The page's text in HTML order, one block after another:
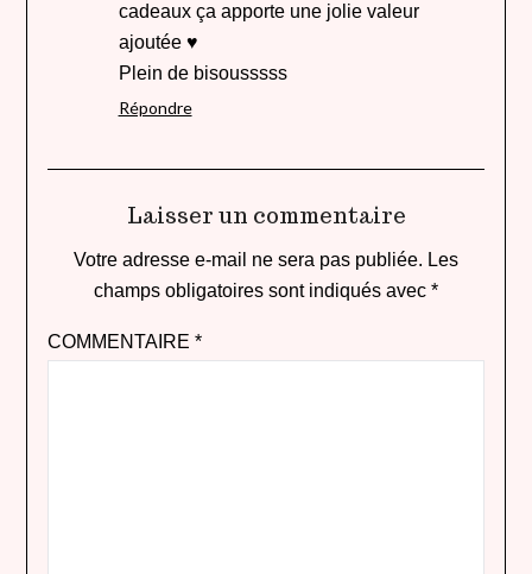
cadeaux ça apporte une jolie valeur
ajoutée ♥
Plein de bisousssss
Répondre
Laisser un commentaire
Votre adresse e-mail ne sera pas publiée. Les
champs obligatoires sont indiqués avec *
COMMENTAIRE *